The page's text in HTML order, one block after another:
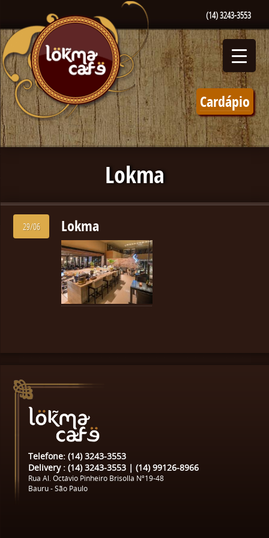
(14) 3243-3553
Cardápio
Lokma
29/06 Lokma
Telefone: (14) 3243-3553
Delivery : (14) 3243-3553 | (14) 99126-8966
Rua Al. Octávio Pinheiro Brisolla Nº19-48
Bauru - São Paulo